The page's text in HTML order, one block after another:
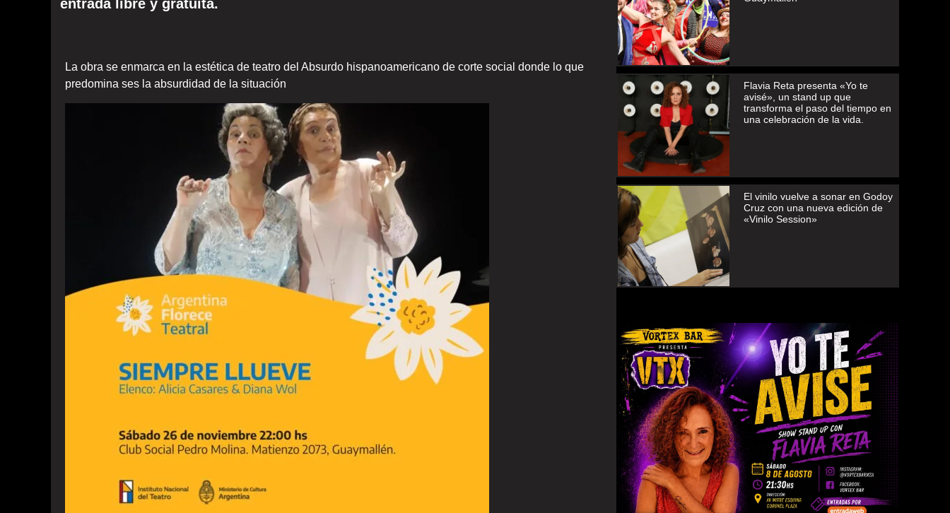
entrada libre y gratuita.
La obra se enmarca en la estética de teatro del Absurdo hispanoamericano de corte social donde lo que
predomina ses la absurdidad de la situación
Flavia Reta presenta «Yo te
avisé», un stand up que
transforma el paso del tiempo en
una celebración de la vida.
El vinilo vuelve a sonar en Godoy
Cruz con una nueva edición de
«Vinilo Session»